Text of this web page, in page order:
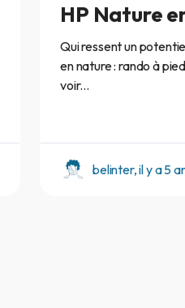
HP Nature
Qui ressent un
en nature : rando à
voir...
belinter, il y a 5